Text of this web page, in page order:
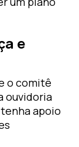
e
o comitê
ouvidoria
apoio